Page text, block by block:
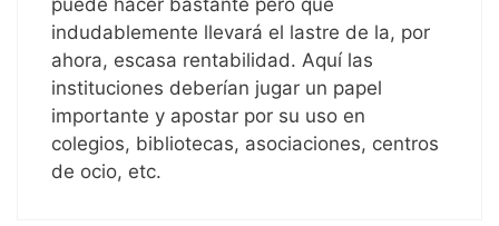
indudablemente llevará el lastre de la, por
ahora, escasa rentabilidad. Aquí las
instituciones deberían jugar un papel
importante y apostar por su uso en
colegios, bibliotecas, asociaciones, centros
de ocio, etc.